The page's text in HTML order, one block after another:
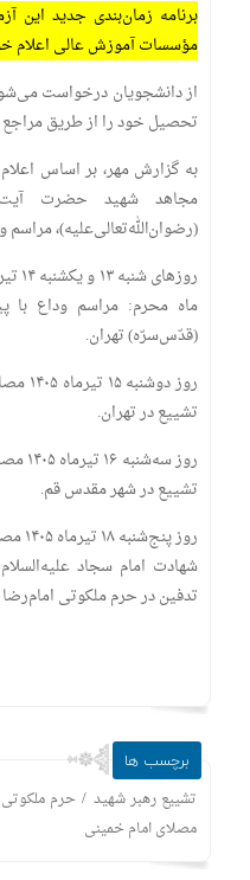
برنامه زمان‌بندی جدید این
مؤسسات آموزش عالی اعلام
از دانشجویان درخواست
تحصیل خود را از طریق مراجع
به گزارش مهر، بر اساس
مجاهد شهید حضرت
(رضوان‌الله‌تعالی‌علیه)،
ماه محرم: مراسم وداع با
(قدّس‌سرّه) تهران.
روز
تشییع در تهران.
روز
تشییع در شهر مقدس قم.
روز
شهادت امام سجاد
تدفین در حرم ملکوتی امام‌رضا
برچسب ها
تشییع رهبر شهید / حرم ملکوتی
مصلای امام خمینی